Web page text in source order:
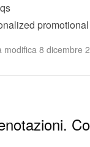
modifica 8 dicembre